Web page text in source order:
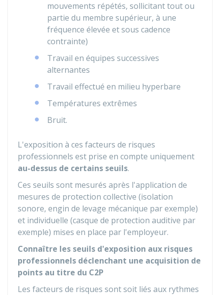
mouvements répétés, sollicitant tout ou
partie du membre supérieur, à une
fréquence élevée et sous cadence
contrainte)
Travail en équipes successives
alternantes
Travail effectué en milieu hyperbare
Températures extrêmes
Bruit.
L'exposition à ces facteurs de risques
professionnels est prise en compte uniquement
au-dessus de certains seuils.
Ces seuils sont mesurés après l'application de
mesures de protection collective (isolation
sonore, engin de levage mécanique par exemple)
et individuelle (casque de protection auditive par
exemple) mises en place par l'employeur.
Connaître les seuils d'exposition aux risques
professionnels déclenchant une acquisition de
points au titre du C2P
Les facteurs de risques sont soit liés aux rythmes